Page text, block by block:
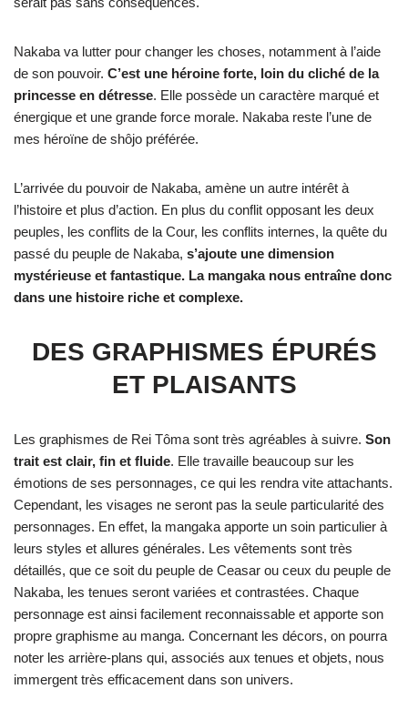
Nakaba va lutter pour changer les choses, notamment à l’aide
de son pouvoir. C’est une héroine forte, loin du cliché de la
princesse en détresse. Elle possède un caractère marqué et
énergique et une grande force morale. Nakaba reste l’une de
mes héroïne de shôjo préférée.
L’arrivée du pouvoir de Nakaba, amène un autre intérêt à
l’histoire et plus d’action. En plus du conflit opposant les deux
peuples, les conflits de la Cour, les conflits internes, la quête du
passé du peuple de Nakaba, s’ajoute une dimension
mystérieuse et fantastique. La mangaka nous entraîne donc
dans une histoire riche et complexe.
DES GRAPHISMES ÉPURÉS
ET PLAISANTS
Les graphismes de Rei Tôma sont très agréables à suivre. Son
trait est clair, fin et fluide. Elle travaille beaucoup sur les
émotions de ses personnages, ce qui les rendra vite attachants.
Cependant, les visages ne seront pas la seule particularité des
personnages. En effet, la mangaka apporte un soin particulier à
leurs styles et allures générales. Les vêtements sont très
détaillés, que ce soit du peuple de Ceasar ou ceux du peuple de
Nakaba, les tenues seront variées et contrastées. Chaque
personnage est ainsi facilement reconnaissable et apporte son
propre graphisme au manga. Concernant les décors, on pourra
noter les arrière-plans qui, associés aux tenues et objets, nous
immergent très efficacement dans son univers.